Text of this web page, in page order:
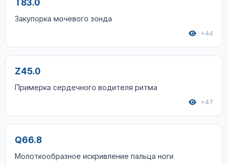
T83.0
Закупорка мочевого зонда
+44
Z45.0
Примерка сердечного водителя ритма
+47
Q66.8
Молоткообразное искривление пальца ноги